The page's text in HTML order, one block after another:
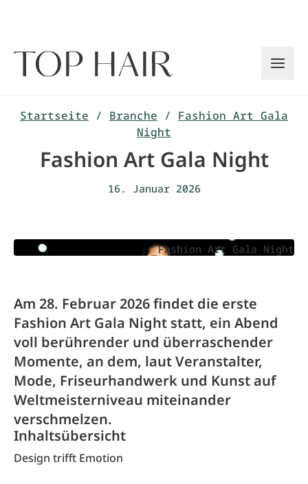
Startseite / Branche / Fashion Art Gala
Night
Fashion Art Gala Night
16. Januar 2026
Fashion Art Gala Night
Am 28. Februar 2026 findet die erste
Fashion Art Gala Night statt, ein Abend
voll berührender und überraschender
Momente, an dem, laut Veranstalter,
Mode, Friseurhandwerk und Kunst auf
Weltmeisterniveau miteinander
verschmelzen.
Inhaltsübersicht
Design trifft Emotion